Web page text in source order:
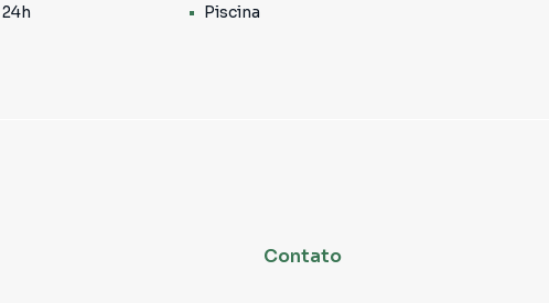
toque moderno que valoriza cada metro quadrado.
aquele refúgio exclusivo que você merece.
Piscina
Contato